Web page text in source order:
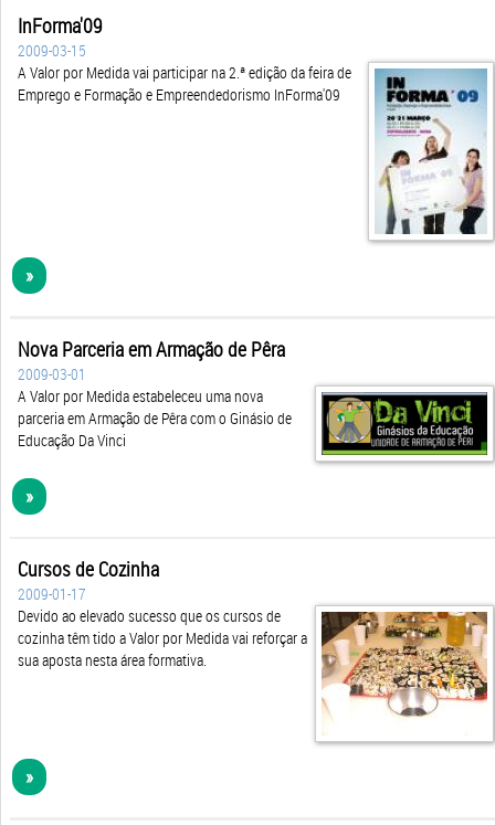
InForma'09
2009-03-15
A Valor por Medida vai participar na 2.ª edição da feira de
Emprego e Formação e Empreendedorismo InForma'09
»
Nova Parceria em Armação de Pêra
2009-03-01
A Valor por Medida estabeleceu uma nova
parceria em Armação de Pêra com o Ginásio de
Educação Da Vinci
»
Cursos de Cozinha
2009-01-17
Devido ao elevado sucesso que os cursos de
cozinha têm tido a Valor por Medida vai reforçar a
sua aposta nesta área formativa.
»